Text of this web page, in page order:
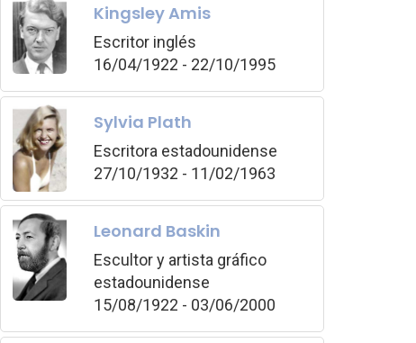
Kingsley Amis
Escritor inglés
16/04/1922 - 22/10/1995
Sylvia Plath
Escritora estadounidense
27/10/1932 - 11/02/1963
Leonard Baskin
Escultor y artista gráfico
estadounidense
15/08/1922 - 03/06/2000